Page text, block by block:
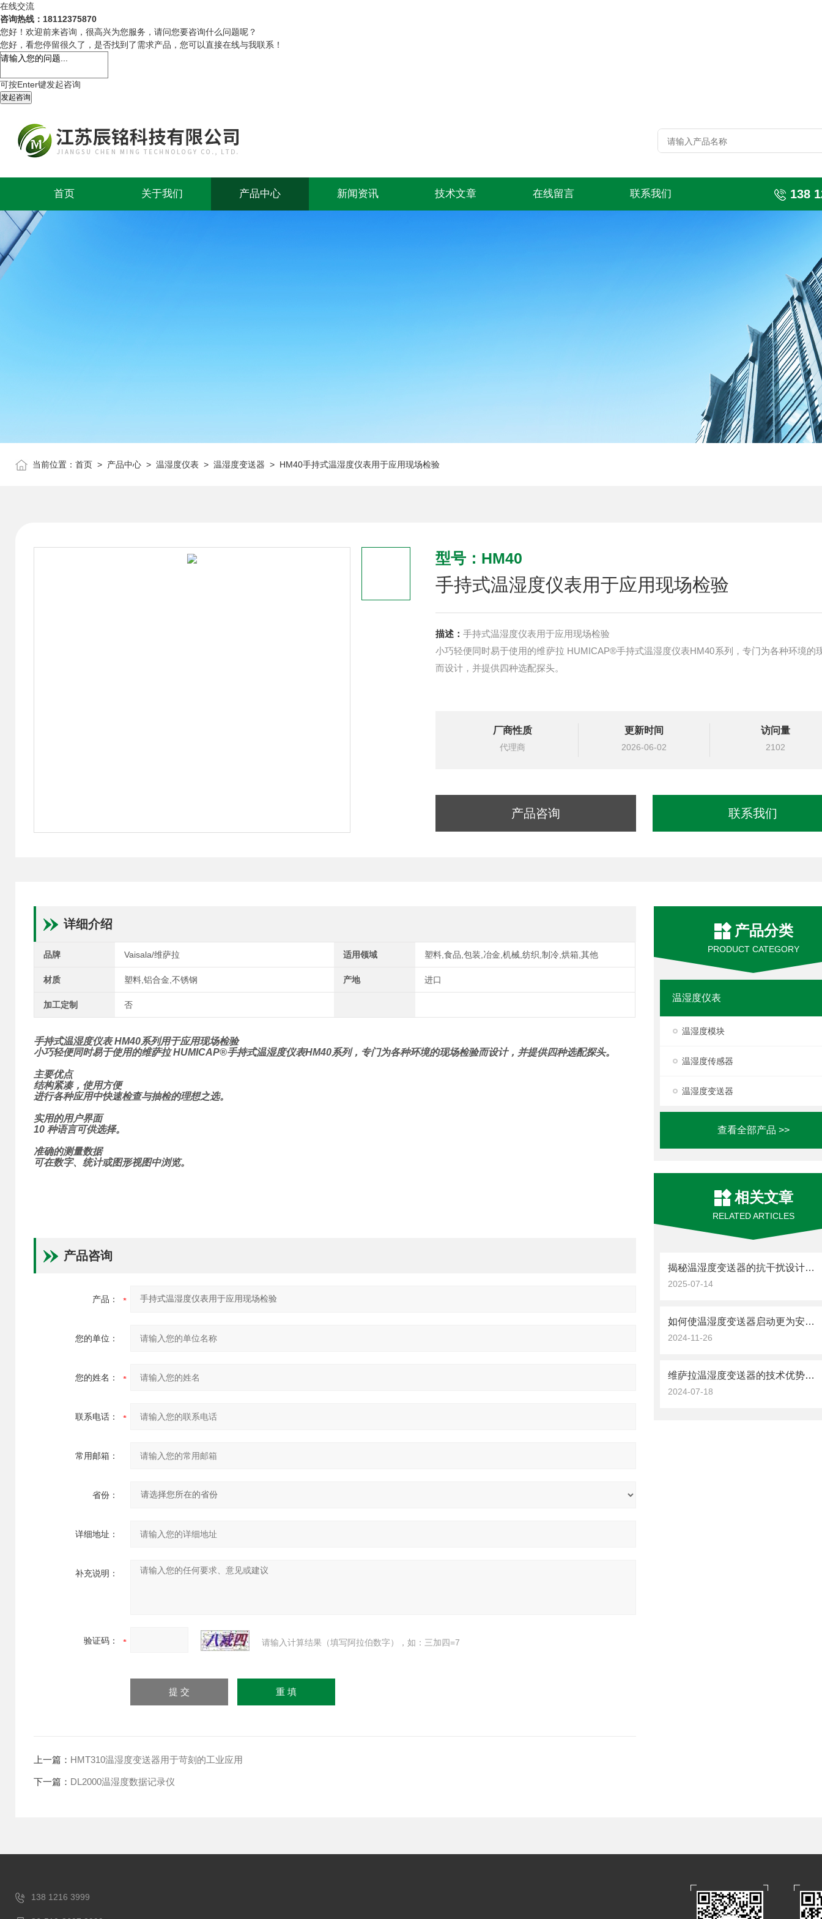
在线交流
咨询热线：18112375870
您好！欢迎前来咨询，很高兴为您服务，请问您要咨询什么问题呢？
您好，看您停留很久了，是否找到了需求产品，您可以直接在线与我联系！
可按Enter键发起咨询
发起咨询
首页 关于我们 产品中心 新闻资讯 技术文章 在线留言 联系我们 138
当前位置： 首页 > 产品中心 > 温湿度仪表 > 温湿度变送器 > HM40手持式温湿度仪表用于应用现场检验
型号：HM40
手持式温湿度仪表用于应用现场检验
描述： 手持式温湿度仪表用于应用现场检验
小巧轻便同时易于使用的维萨拉 HUMICAP®手持式温湿度仪表HM40系列，专门为各种环境的
而设计，并提供四种选配探头。
厂商性质
代理商
更新时间
2026-06-02
访问量
2102
产品咨询 联系我们
产品分类
PRODUCT CATEGORY
温湿度仪表
温湿度模块
温湿度传感器
温湿度变送器
查看全部产品 >>
相关文章
RELATED ARTICLES
揭秘温湿度变送器的抗干扰设计与信号稳定性
2025-07-14
如何使温湿度变送器启动更为安全可靠？
2024-11-26
维萨拉温湿度变送器的技术优势与特点
2024-07-18
详细介绍
品牌 Vaisala/维萨拉 适用领域 塑料,食品,包装,冶金,机械,纺织,制冷,烘箱,其他
材质 塑料,铝合金,不锈钢 产地 进口
加工定制 否
手持式温湿度仪表 HM40系列用于应用现场检验
小巧轻便同时易于使用的维萨拉 HUMICAP®手持式温湿度仪表HM40系列，专门为各种环境的现场检验而设计，并提供四种选配探头。
主要优点
结构紧凑，使用方便
进行各种应用中快速检查与抽检的理想之选。
实用的用户界面
10 种语言可供选择。
准确的测量数据
可在数字、统计或图形视图中浏览。
产品咨询
产品：
您的单位：
您的姓名：
联系电话：
常用邮箱：
省份：
详细地址：
补充说明：
验证码： 请输入计算结果（填写阿拉伯数字），如：三加四=7
上一篇： HMT310温湿度变送器用于苛刻的工业应用
下一篇： DL2000温湿度数据记录仪
138 1216 3999